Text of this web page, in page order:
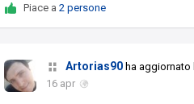
Piace a2 persone
Artorias90 ha
16 apr